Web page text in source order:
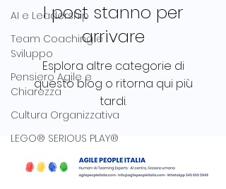
AI e Leadership
Team Coaching e
Sviluppo
Pensiero Agile e
Chiarezza
Cultura Organizzativa
LEGO® SERIOUS PLAY®
I post stanno per
arrivare
Esplora altre categorie di
questo blog o ritorna qui più
tardi.